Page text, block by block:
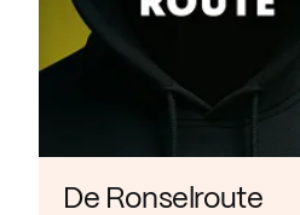
De Ronselroute